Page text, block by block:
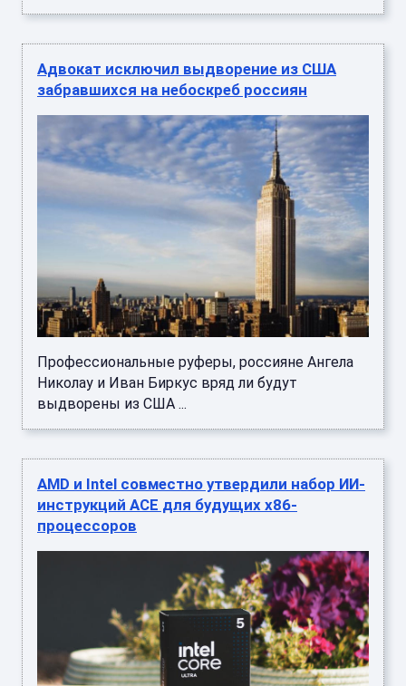
Адвокат исключил выдворение из США
забравшихся на небоскреб россиян
Профессиональные руферы, россияне Ангела
Николау и Иван Биркус вряд ли будут
выдворены из США ...
AMD и Intel совместно утвердили набор ИИ-
инструкций ACE для будущих x86-
процессоров